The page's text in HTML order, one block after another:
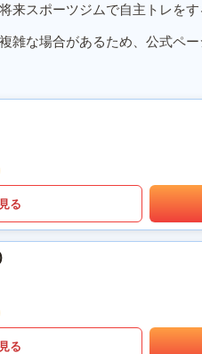
来スポーツジムで自主トレをす
雑な場合があるため、公式ペ
る
る